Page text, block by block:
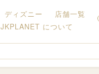
ディズニー
店舗一覧
JKPLANET について